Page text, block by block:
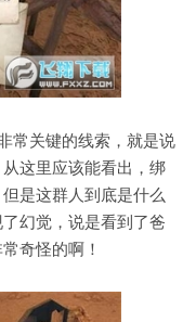
常关键的线索，就是说
这里应该能看出，绑
是这群人到底是什么
幻觉，说是看到了爸
奇怪的啊！